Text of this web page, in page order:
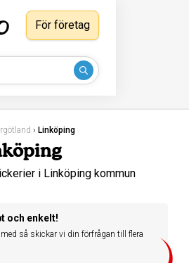
För företag
› Linköping
i Linköping kommun
och enkelt!
så skickar vi din förfrågan till flera